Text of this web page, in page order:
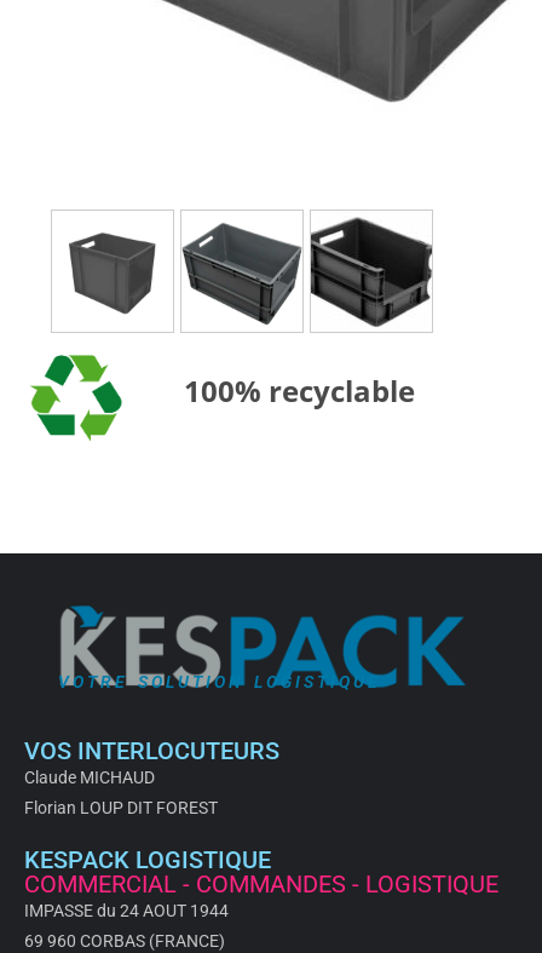
100% recyclable
VOTRE SOLUTION LOGISTIQUE
VOS INTERLOCUTEURS
Claude MICHAUD
Florian LOUP DIT FOREST
KESPACK LOGISTIQUE
COMMERCIAL - COMMANDES - LOGISTIQUE
IMPASSE du 24 AOUT 1944
69 960 CORBAS (FRANCE)